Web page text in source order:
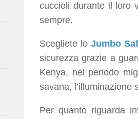
cuccioli durante il loro
sempre.
Scegliete lo Jumbo
sicurezza grazie a
Kenya, nel periodo
savana, l’illuminazione
Per quanto riguarda